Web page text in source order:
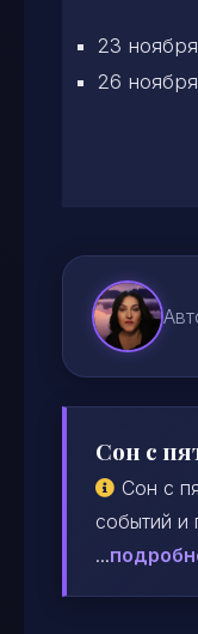
23
26
Сон с
Сон с
событий и
...